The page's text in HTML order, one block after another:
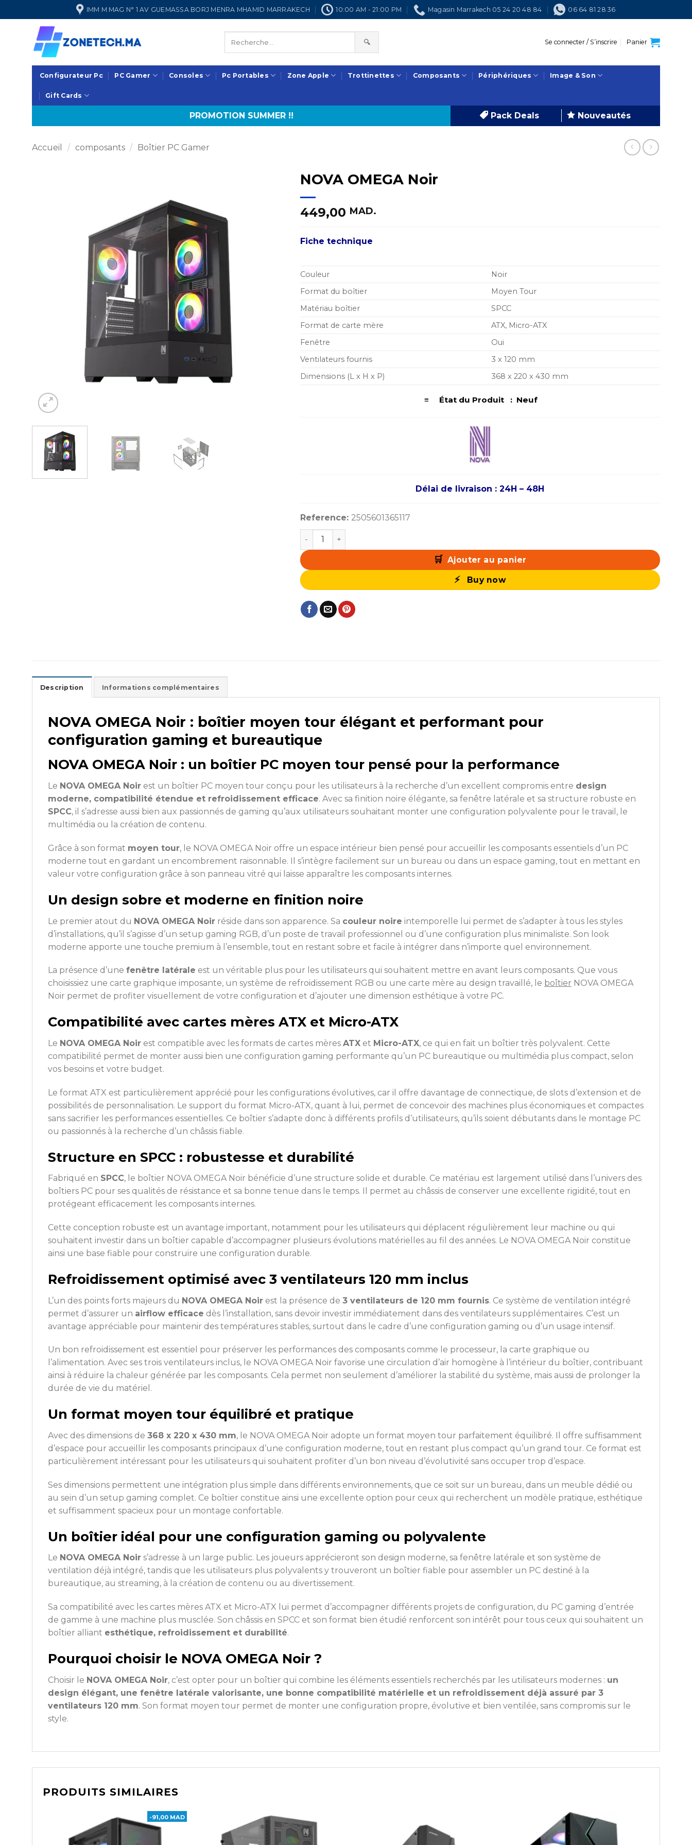
au
IMM M MAG N° 1 AV GUEMASSA BORJ MENRA MHAMID MARRAKECH 10:00 AM - 21:00 PM Magasin Marrakech 05 24 20 48 84 06 64 81 28 36
🔍 Se connecter / S’inscrire Panier
Configurateur Pc PC Gamer Consoles Pc Portables Zone Apple Trottinettes Composants Périphériques Image & Son
Gift Cards
PROMOTION SUMMER !! Pack Deals Nouveautés
Accueil / composants / Boîtier PC Gamer
NOVA OMEGA Noir
449,00 MAD.
Fiche technique
Couleur
Noir
Format du boîtier
Moyen Tour
Matériau boîtier
SPCC
Format de carte mère
ATX, Micro-ATX
Fenêtre
Oui
Ventilateurs fournis
3 x 120 mm
Dimensions (L x H x P)
368 x 220 x 430 mm
≡ État du Produit : Neuf
Délai de livraison : 24H – 48H
Reference: 2505601365117
quantité de NOVA OMEGA Noir
Ajouter au panier
Buy now
Description Informations complémentaires
NOVA OMEGA Noir : boîtier moyen tour élégant et performant pour
configuration gaming et bureautique
NOVA OMEGA Noir : un boîtier PC moyen tour pensé pour la performance
Le NOVA OMEGA Noir est un boîtier PC moyen tour conçu pour les utilisateurs à la recherche d’un excellent compromis entre design
moderne, compatibilité étendue et refroidissement efficace. Avec sa finition noire élégante, sa fenêtre latérale et sa structure robuste en
SPCC, il s’adresse aussi bien aux passionnés de gaming qu’aux utilisateurs souhaitant monter une configuration polyvalente pour le travail, le
multimédia ou la création de contenu.
Grâce à son format moyen tour, le NOVA OMEGA Noir offre un espace intérieur bien pensé pour accueillir les composants essentiels d’un PC
moderne tout en gardant un encombrement raisonnable. Il s’intègre facilement sur un bureau ou dans un espace gaming, tout en mettant en
valeur votre configuration grâce à son panneau vitré qui laisse apparaître les composants internes.
Un design sobre et moderne en finition noire
Le premier atout du NOVA OMEGA Noir réside dans son apparence. Sa couleur noire intemporelle lui permet de s’adapter à tous les styles
d’installations, qu’il s’agisse d’un setup gaming RGB, d’un poste de travail professionnel ou d’une configuration plus minimaliste. Son look
moderne apporte une touche premium à l’ensemble, tout en restant sobre et facile à intégrer dans n’importe quel environnement.
La présence d’une fenêtre latérale est un véritable plus pour les utilisateurs qui souhaitent mettre en avant leurs composants. Que vous
choisissiez une carte graphique imposante, un système de refroidissement RGB ou une carte mère au design travaillé, le boîtier NOVA OMEGA
Noir permet de profiter visuellement de votre configuration et d’ajouter une dimension esthétique à votre PC.
Compatibilité avec cartes mères ATX et Micro-ATX
Le NOVA OMEGA Noir est compatible avec les formats de cartes mères ATX et Micro-ATX, ce qui en fait un boîtier très polyvalent. Cette
compatibilité permet de monter aussi bien une configuration gaming performante qu’un PC bureautique ou multimédia plus compact, selon
vos besoins et votre budget.
Le format ATX est particulièrement apprécié pour les configurations évolutives, car il offre davantage de connectique, de slots d’extension et de
possibilités de personnalisation. Le support du format Micro-ATX, quant à lui, permet de concevoir des machines plus économiques et compactes
sans sacrifier les performances essentielles. Ce boîtier s’adapte donc à différents profils d’utilisateurs, qu’ils soient débutants dans le montage PC
ou passionnés à la recherche d’un châssis fiable.
Structure en SPCC : robustesse et durabilité
Fabriqué en SPCC, le boîtier NOVA OMEGA Noir bénéficie d’une structure solide et durable. Ce matériau est largement utilisé dans l’univers des
boîtiers PC pour ses qualités de résistance et sa bonne tenue dans le temps. Il permet au châssis de conserver une excellente rigidité, tout en
protégeant efficacement les composants internes.
Cette conception robuste est un avantage important, notamment pour les utilisateurs qui déplacent régulièrement leur machine ou qui
souhaitent investir dans un boîtier capable d’accompagner plusieurs évolutions matérielles au fil des années. Le NOVA OMEGA Noir constitue
ainsi une base fiable pour construire une configuration durable.
Refroidissement optimisé avec 3 ventilateurs 120 mm inclus
L’un des points forts majeurs du NOVA OMEGA Noir est la présence de 3 ventilateurs de 120 mm fournis. Ce système de ventilation intégré
permet d’assurer un airflow efficace dès l’installation, sans devoir investir immédiatement dans des ventilateurs supplémentaires. C’est un
avantage appréciable pour maintenir des températures stables, surtout dans le cadre d’une configuration gaming ou d’un usage intensif.
Un bon refroidissement est essentiel pour préserver les performances des composants comme le processeur, la carte graphique ou
l’alimentation. Avec ses trois ventilateurs inclus, le NOVA OMEGA Noir favorise une circulation d’air homogène à l’intérieur du boîtier, contribuant
ainsi à réduire la chaleur générée par les composants. Cela permet non seulement d’améliorer la stabilité du système, mais aussi de prolonger la
durée de vie du matériel.
Un format moyen tour équilibré et pratique
Avec des dimensions de 368 x 220 x 430 mm, le NOVA OMEGA Noir adopte un format moyen tour parfaitement équilibré. Il offre suffisamment
d’espace pour accueillir les composants principaux d’une configuration moderne, tout en restant plus compact qu’un grand tour. Ce format est
particulièrement intéressant pour les utilisateurs qui souhaitent profiter d’un bon niveau d’évolutivité sans occuper trop d’espace.
Ses dimensions permettent une intégration plus simple dans différents environnements, que ce soit sur un bureau, dans un meuble dédié ou
au sein d’un setup gaming complet. Ce boîtier constitue ainsi une excellente option pour ceux qui recherchent un modèle pratique, esthétique
et suffisamment spacieux pour un montage confortable.
Un boîtier idéal pour une configuration gaming ou polyvalente
Le NOVA OMEGA Noir s’adresse à un large public. Les joueurs apprécieront son design moderne, sa fenêtre latérale et son système de
ventilation déjà intégré, tandis que les utilisateurs plus polyvalents y trouveront un boîtier fiable pour assembler un PC destiné à la
bureautique, au streaming, à la création de contenu ou au divertissement.
Sa compatibilité avec les cartes mères ATX et Micro-ATX lui permet d’accompagner différents projets de configuration, du PC gaming d’entrée
de gamme à une machine plus musclée. Son châssis en SPCC et son format bien étudié renforcent son intérêt pour tous ceux qui souhaitent un
boîtier alliant esthétique, refroidissement et durabilité.
Pourquoi choisir le NOVA OMEGA Noir ?
Choisir le NOVA OMEGA Noir, c’est opter pour un boîtier qui combine les éléments essentiels recherchés par les utilisateurs modernes : un
design élégant, une fenêtre latérale valorisante, une bonne compatibilité matérielle et un refroidissement déjà assuré par 3
ventilateurs 120 mm. Son format moyen tour permet de monter une configuration propre, évolutive et bien ventilée, sans compromis sur le
style.
PRODUITS SIMILAIRES
-91,00 MAD